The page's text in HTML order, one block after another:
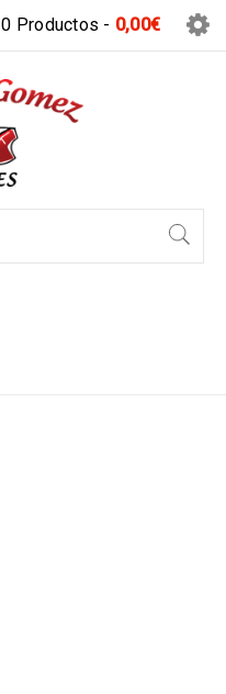
0 Productos - 0,00€